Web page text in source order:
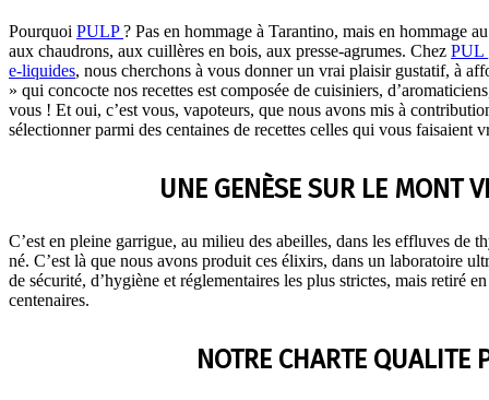
Pourquoi PULP? Pas en hommage à Tarantino, mais en hommage
aux chaudrons, aux cuillères en bois, aux presse-agrumes. Chez PUL
e-liquides, nous cherchons à vous donner un vrai plaisir gustatif, à
» qui concocte nos recettes est composée de cuisiniers,
vous ! Et oui, c’est vous, vapoteurs, que nous avons mis à
sélectionner parmi des centaines de recettes celles qui vous
UNE GENÈSE SUR LE MONT
C’est en pleine garrigue, au milieu des abeilles, dans les effluves de
né. C’est là que nous avons produit ces élixirs, dans un laboratoire
de sécurité, d’hygiène et réglementaires les plus strictes, mais retiré
centenaires.
NOTRE CHARTE QUALITE